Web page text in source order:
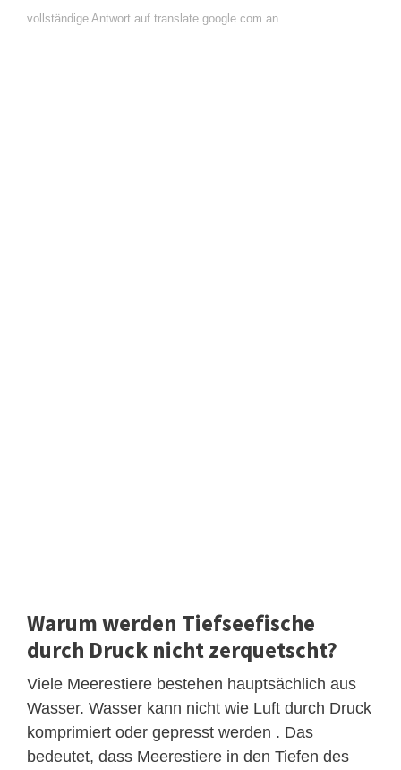
vollständige Antwort auf translate.google.com an
Warum werden Tiefseefische
durch Druck nicht zerquetscht?
Viele Meerestiere bestehen hauptsächlich aus
Wasser. Wasser kann nicht wie Luft durch Druck
komprimiert oder gepresst werden . Das
bedeutet, dass Meerestiere in den Tiefen des